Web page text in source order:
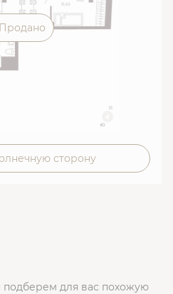
Продано
сторону
подберем для вас похожую